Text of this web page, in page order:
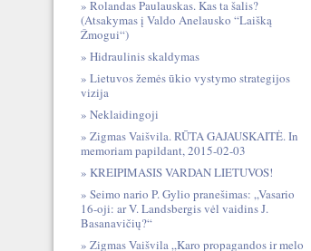
Rolandas Paulauskas. Kas ta šalis?
(Atsakymas į Valdo Anelausko “Laišką
Žmogui“)
Hidraulinis skaldymas
Lietuvos žemės ūkio vystymo strategijos
vizija
Neklaidingoji
Zigmas Vaišvila. RŪTA GAJAUSKAITĖ. In
memoriam papildant, 2015-02-03
KREIPIMASIS VARDAN LIETUVOS!
Seimo nario P. Gylio pranešimas: „Vasario
16-oji: ar V. Landsbergis vėl vaidins J.
Basanavičių?“
Zigmas Vaišvila „Karo propagandos ir melo